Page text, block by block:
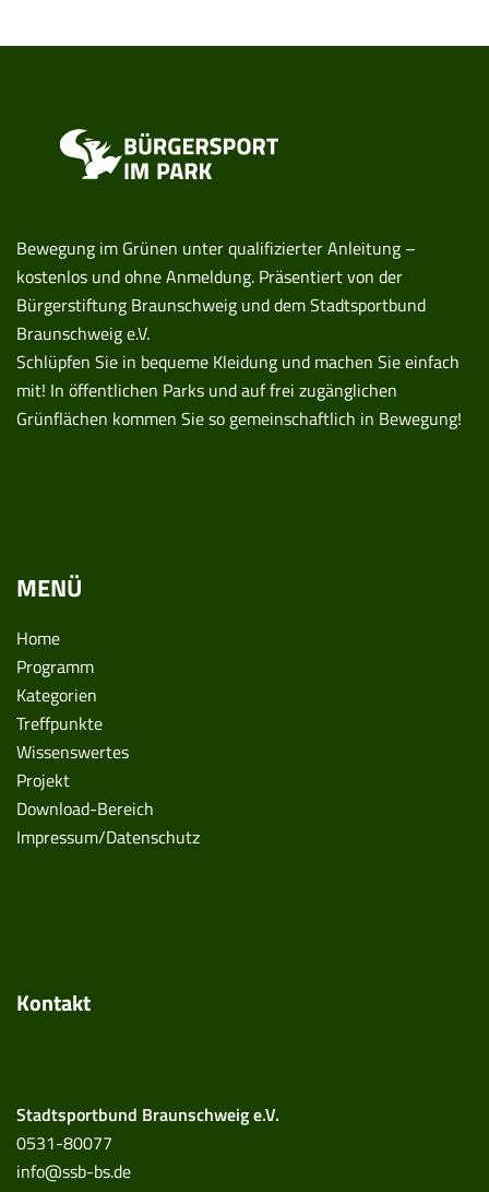
Bewegung im Grünen unter qualifizierter Anleitung –
kostenlos und ohne Anmeldung. Präsentiert von der
Bürgerstiftung Braunschweig und dem Stadtsportbund
Braunschweig e.V.
Schlüpfen Sie in bequeme Kleidung und machen Sie einfach
mit! In öffentlichen Parks und auf frei zugänglichen
Grünflächen kommen Sie so gemeinschaftlich in Bewegung!
MENÜ
Home
Programm
Kategorien
Treffpunkte
Wissenswertes
Projekt
Download-Bereich
Impressum/Datenschutz
Kontakt
Stadtsportbund Braunschweig e.V.
0531-80077
info@ssb-bs.de